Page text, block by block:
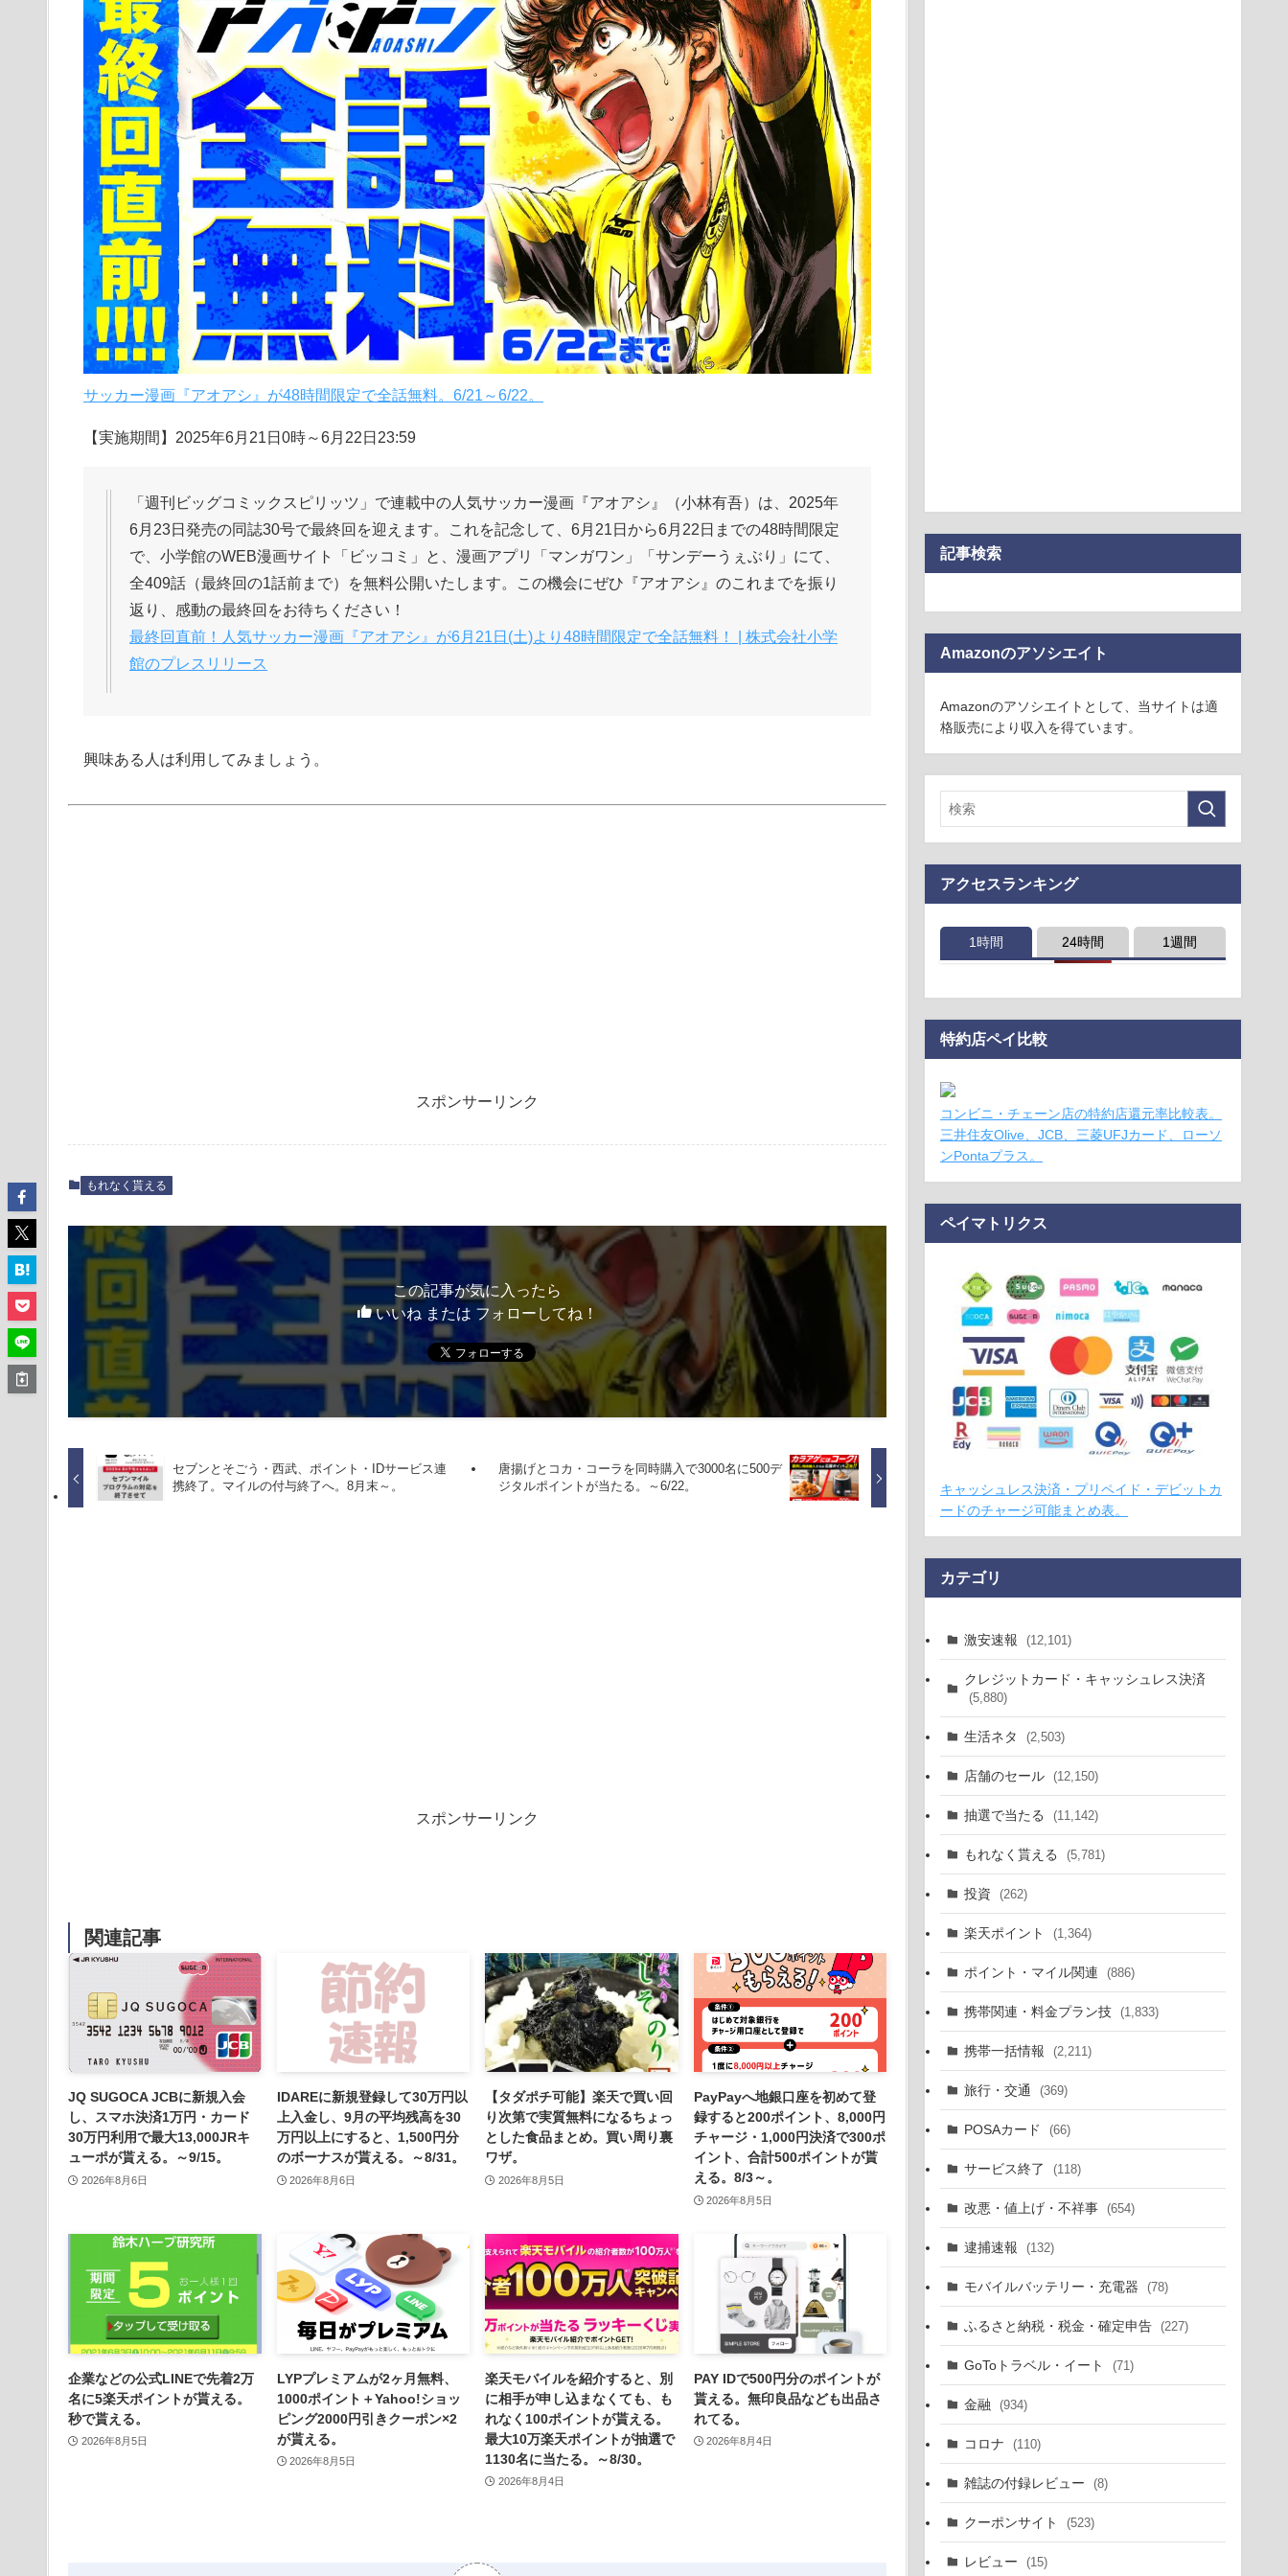
サッカー漫画『アオアシ』が48時間限定で全話無料。6/21～6/22。
【実施期間】2025年6月21日0時～6月22日23:59
「週刊ビッグコミックスピリッツ」で連載中の人気サッカー漫画『アオアシ』（小林有吾）は、2025年
6月23日発売の同誌30号で最終回を迎えます。これを記念して、6月21日から6月22日までの48時間限定
で、小学館のWEB漫画サイト「ビッコミ」と、漫画アプリ「マンガワン」「サンデーうぇぶり」にて、
全409話（最終回の1話前まで）を無料公開いたします。この機会にぜひ『アオアシ』のこれまでを振り
返り、感動の最終回をお待ちください！
最終回直前！人気サッカー漫画『アオアシ』が6月21日(土)より48時間限定で全話無料！ | 株式会社小学
館のプレスリリース
興味ある人は利用してみましょう。
スポンサーリンク
もれなく貰える
この記事が気に入ったら
いいね または フォローしてね！
セブンとそごう・西武、ポイント・IDサービス連
携終了。マイルの付与終了へ。8月末～。
唐揚げとコカ・コーラを同時購入で3000名に500デ
ジタルポイントが当たる。～6/22。
スポンサーリンク
関連記事
JQ SUGOCA JCBに新規入会
し、スマホ決済1万円・カード
30万円利用で最大13,000JRキ
ューポが貰える。～9/15。
2026年8月6日
IDAREに新規登録して30万円以
上入金し、9月の平均残高を30
万円以上にすると、1,500円分
のボーナスが貰える。～8/31。
2026年8月6日
【タダポチ可能】楽天で買い回
り次第で実質無料になるちょっ
とした食品まとめ。買い周り裏
ワザ。
2026年8月5日
PayPayへ地銀口座を初めて登
録すると200ポイント、8,000円
チャージ・1,000円決済で300ポ
イント、合計500ポイントが貰
える。8/3～。
2026年8月5日
企業などの公式LINEで先着2万
名に5楽天ポイントが貰える。
秒で貰える。
2026年8月5日
LYPプレミアムが2ヶ月無料、
1000ポイント＋Yahoo!ショッ
ピング2000円引きクーポン×2
が貰える。
2026年8月5日
楽天モバイルを紹介すると、別
に相手が申し込まなくても、も
れなく100ポイントが貰える。
最大10万楽天ポイントが抽選で
1130名に当たる。～8/30。
2026年8月4日
PAY IDで500円分のポイントが
貰える。無印良品なども出品さ
れてる。
2026年8月4日
記事検索
Amazonのアソシエイト
Amazonのアソシエイトとして、当サイトは適
格販売により収入を得ています。
アクセスランキング
1時間 24時間 1週間
特約店ペイ比較
コンビニ・チェーン店の特約店還元率比較表。
三井住友Olive、JCB、三菱UFJカード、ローソ
ンPontaプラス。
ペイマトリクス
キャッシュレス決済・プリペイド・デビットカ
ードのチャージ可能まとめ表。
カテゴリ
激安速報 (12,101)
クレジットカード・キャッシュレス決済
(5,880)
生活ネタ (2,503)
店舗のセール (12,150)
抽選で当たる (11,142)
もれなく貰える (5,781)
投資 (262)
楽天ポイント (1,364)
ポイント・マイル関連 (886)
携帯関連・料金プラン技 (1,833)
携帯一括情報 (2,211)
旅行・交通 (369)
POSAカード (66)
サービス終了 (118)
改悪・値上げ・不祥事 (654)
逮捕速報 (132)
モバイルバッテリー・充電器 (78)
ふるさと納税・税金・確定申告 (227)
GoToトラベル・イート (71)
金融 (934)
コロナ (110)
雑誌の付録レビュー (8)
クーポンサイト (523)
レビュー (15)